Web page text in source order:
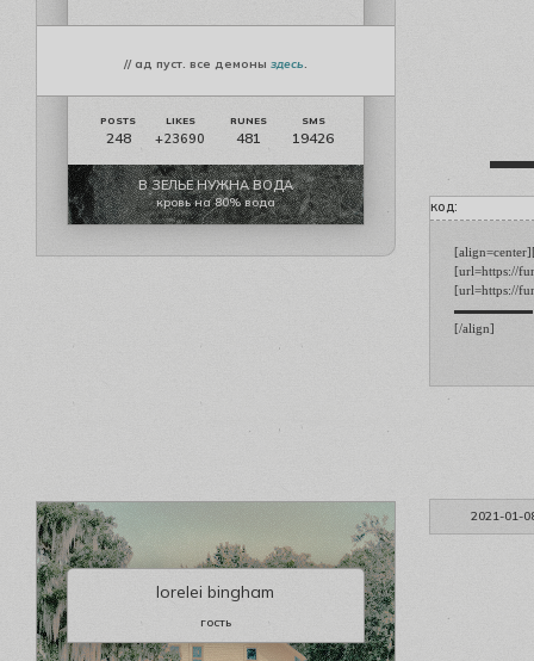
// ад пуст. все демоны здесь.
248 +23690 481 19426
В ЗЕЛЬЕ НУЖНА ВОДА
кровь на 80% вода код:
[url=https://
[url=https://
▬▬▬▬▬▬
[/align]
2021-01-
lorelei bingham
гость